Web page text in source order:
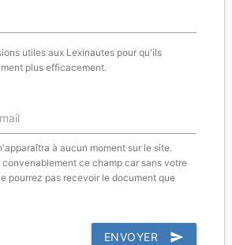
utiles aux Lexinautes pour qu'ils
plus efficacement.
à aucun moment sur le site.
ce champ car sans votre
pourrez pas recevoir le document que
ENVOYER send